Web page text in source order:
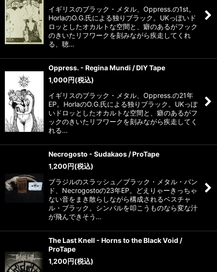
イギリスのブラック・メタル、Oppress.の1st。
HorlaのO.G.氏による独りブラック。UKっぽいド
ロッとしたオカルトな空間と、癖のあるがフック
のきいたリフワークを刻みながら疾走してくれ
る、聴…
Oppress. - Regina Mundi / DIY Tape
1,000円(税込)
イギリスのブラック・メタル、Oppress.の21年
EP。HorlaのO.G.氏による独りブラック。UKっぽ
いドロッとしたオカルトな空間と、癖のあるがフ
ックのきいたリフワークを刻みながら疾走してく
れる…
Necrogosto - Sudakaos / ProTape
1,200円(税込)
ブラジルのスラッシュ／ブラック・メタル・バン
ド、Necrogostoの23年EP。どえりゃーきっちゃ
ない音をまき散らしながら構成されるベスチャ
ル・ブラック。シンバルを叩こうものなら変な汁
が飛んできそう…
The Last Knell - Horns to the Black Void /
ProTape
1,200円(税込)